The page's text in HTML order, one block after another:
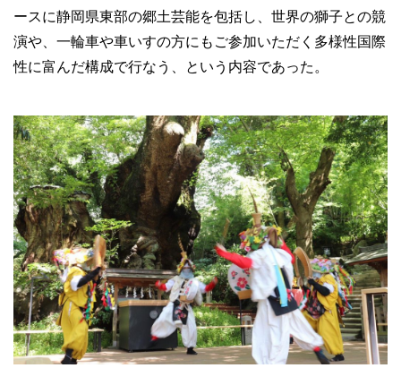
ースに静岡県東部の郷土芸能を包括し、世界の獅子との競
演や、一輪車や車いすの方にもご参加いただく多様性国際
性に富んだ構成で行なう、という内容であった。